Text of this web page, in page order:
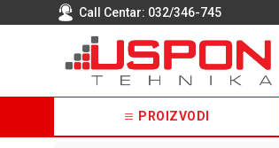
Call Centar: 032/346-745
PROIZVODI